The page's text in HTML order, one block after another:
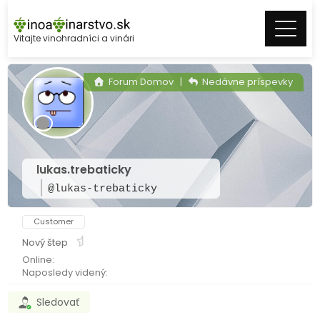
to
content
Vitajte vinohradníci a vinári
lukas.trebaticky
@lukas-trebaticky
Forum Domov| Nedávne príspevky
Customer
Nový štep
Online:
Naposledy videný:
Sledovať